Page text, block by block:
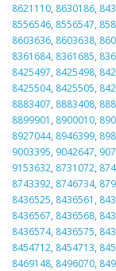
8621110, 8630186,
8556546, 8556547,
8603636, 8603638,
8361684, 8361685,
8425497, 8425498,
8425504, 8425505,
8883407, 8883408,
8899901 , 8900010,
8927044, 8946399,
9003395, 9042647,
9153632, 8731072,
8743392, 8746734,
8436525, 8436561 ,
8436567, 8436568,
8436574, 8436575,
8454712, 8454713,
8469148, 8496070,